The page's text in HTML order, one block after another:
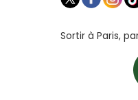
Sortir à Paris,